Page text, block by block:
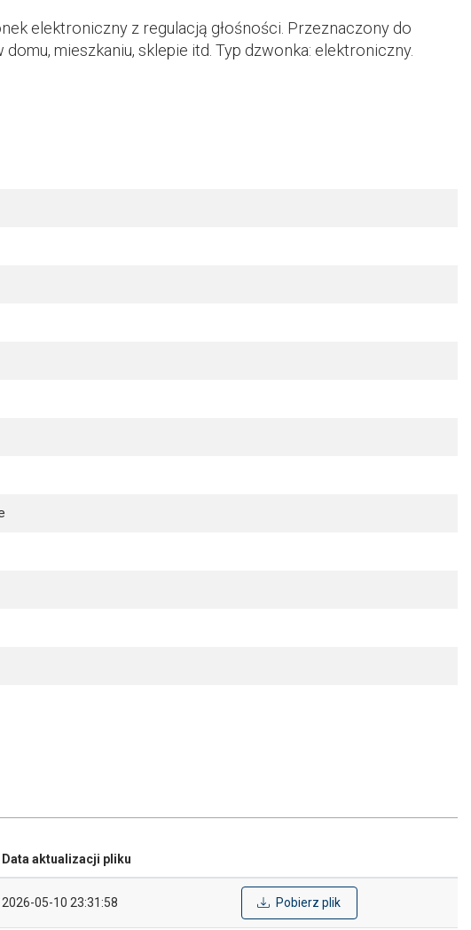
elektroniczny z regulacją głośności. Przeznaczony do
mieszkaniu, sklepie itd. Typ dzwonka: elektroniczny.
Data aktualizacji pliku
2026-05-10 23:31:58 Pobierz plik